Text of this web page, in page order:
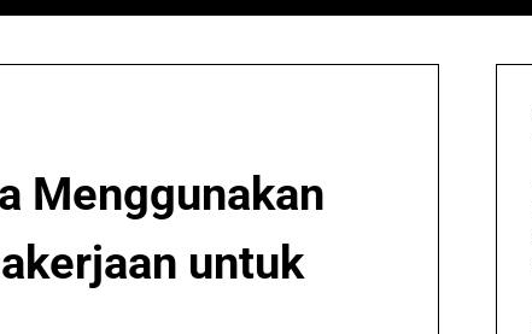
Menggunakan
untuk